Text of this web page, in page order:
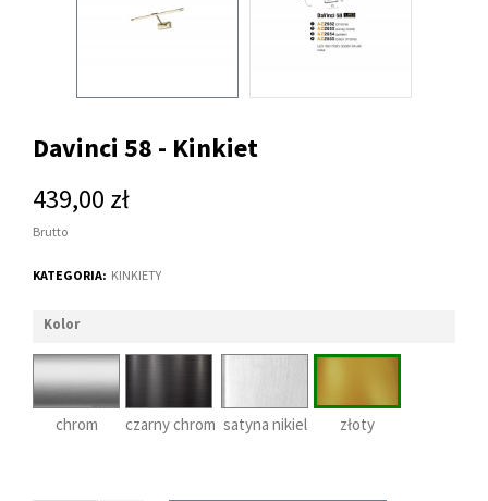
Davinci 58 - Kinkiet
439,00 zł
Brutto
KATEGORIA: KINKIETY
Kolor
chrom czarny chrom satyna nikiel złoty